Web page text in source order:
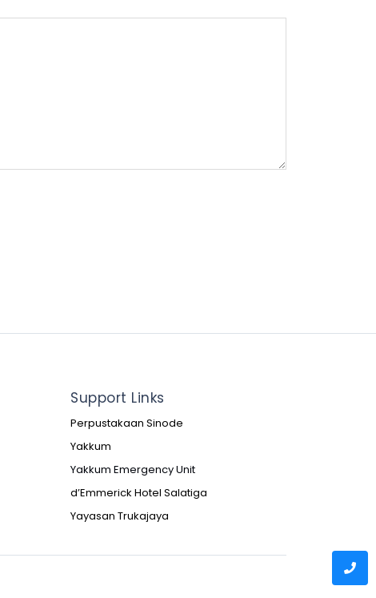
Support Links
Perpustakaan Sinode
Yakkum
Yakkum Emergency Unit
d’Emmerick Hotel Salatiga
Yayasan Trukajaya